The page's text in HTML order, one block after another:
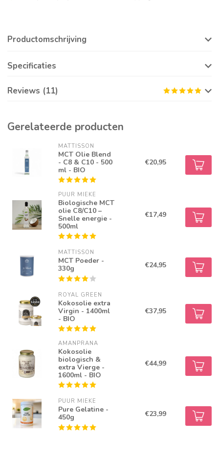
Productomschrijving
Specificaties
Reviews (11)
Gerelateerde producten
MATTISSON
MCT Olie Blend
- C8 & C10 - 500
ml - BIO
€20,95
PUUR MIEKE
Biologische MCT
olie C8/C10 –
Snelle energie -
500ml
€17,49
MATTISSON
MCT Poeder -
330g
€24,95
ROYAL GREEN
Kokosolie extra
Virgin - 1400ml
- BIO
€37,95
AMANPRANA
Kokosolie
biologisch &
extra Vierge -
1600ml - BIO
€44,99
PUUR MIEKE
Pure Gelatine -
450g
€23,99